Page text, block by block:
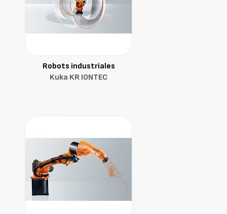
Robots industriales
Kuka KR IONTEC